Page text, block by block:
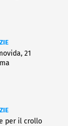
21
per il crollo